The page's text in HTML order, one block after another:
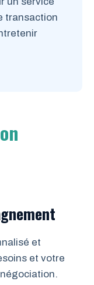
transaction
et
et votre